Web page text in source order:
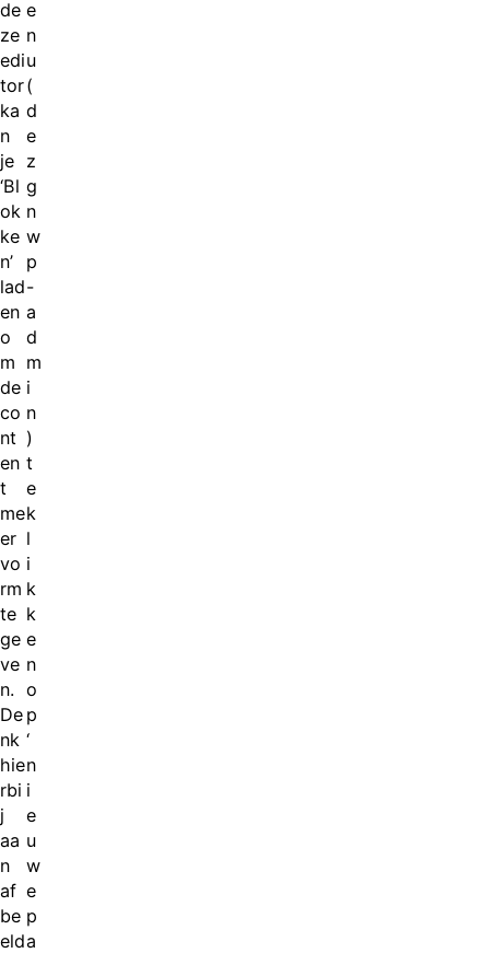
de
ze
edi
tor
ka
n
je
‘Bl
ok
ke
n’
lad
en
o
m
de
co
nt
en
t
me
er
vo
rm
te
ge
ve
n.
De
nk
hie
rbi
j
aa
n
af
be
eld
e
n
u
(
d
e
z
g
n
w
p
-
a
d
m
i
n
)
t
e
k
l
i
k
k
e
n
o
p
‘
n
i
e
u
w
e
p
a